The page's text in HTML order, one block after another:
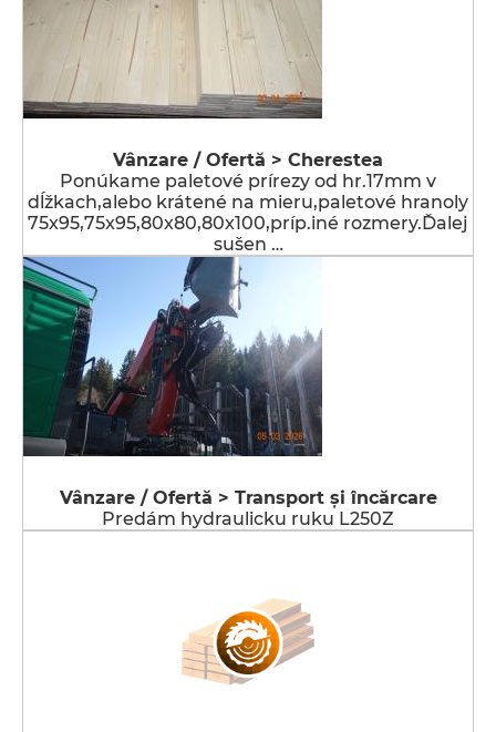
Vânzare / Ofertă > Cherestea
Ponúkame paletové prírezy od hr.17mm v
dĺžkach,alebo krátené na mieru,paletové hranoly
75x95,75x95,80x80,80x100,príp.iné rozmery.Ďalej
sušen …
Vânzare / Ofertă > Transport şi încărcare
Predám hydraulicku ruku L250Z